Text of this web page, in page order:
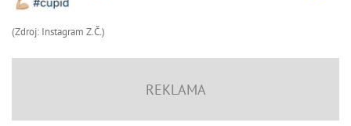
(Zdroj: Instagram Z.Č.)